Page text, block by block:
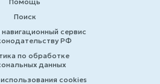
Поиск
сервис
РФ
по обработке
данных
cookies